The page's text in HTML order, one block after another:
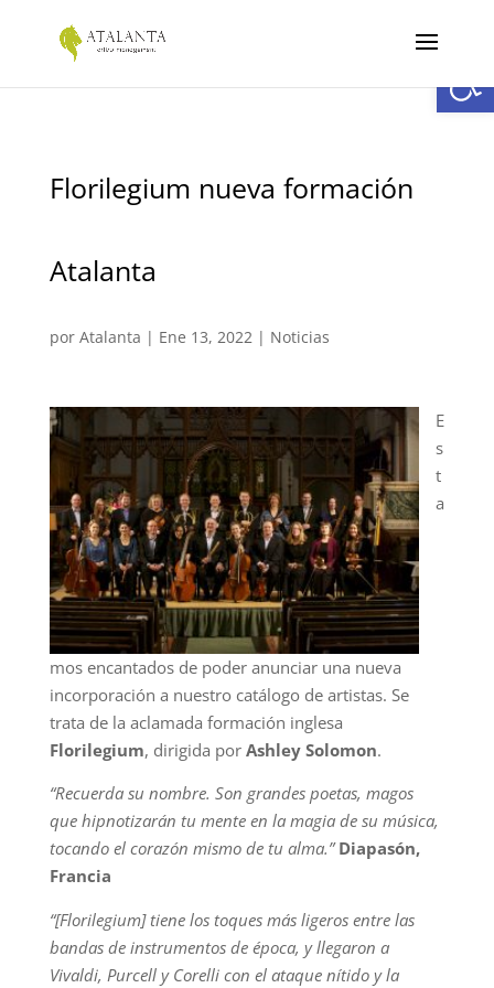
Florilegium nueva formación
Atalanta
por Atalanta | Ene 13, 2022| Noticias
E
s
t
a
mos encantados de poder anunciar una nueva
incorporación a nuestro catálogo de artistas. Se
trata de la aclamada formación inglesa
Florilegium, dirigida por Ashley Solomon.
“Recuerda su nombre. Son grandes poetas, magos
que hipnotizarán tu mente en la magia de su música,
tocando el corazón mismo de tu alma.” Diapasón,
Francia
“[Florilegium] tiene los toques más ligeros entre las
bandas de instrumentos de época, y llegaron a
Vivaldi, Purcell y Corelli con el ataque nítido y la